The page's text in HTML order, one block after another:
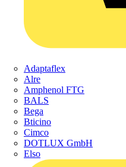
Adaptaflex
Alre
Amphenol FTG
BALS
Bega
Bticino
Cimco
DOTLUX GmbH
Elso